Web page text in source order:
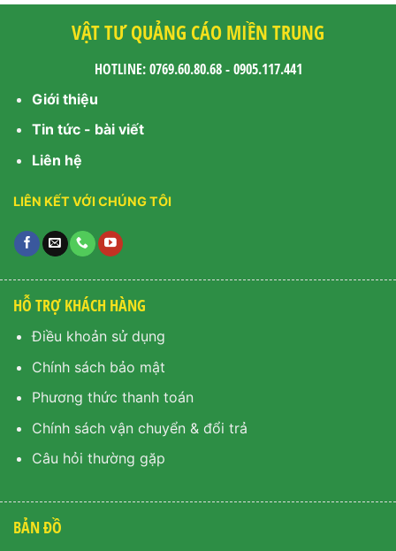
VẬT TƯ QUẢNG CÁO MIỀN TRUNG
HOTLINE: 0769.60.80.68 - 0905.117.441
Giới thiệu
Tin tức - bài viết
Liên hệ
LIÊN KẾT VỚI CHÚNG TÔI
HỖ TRỢ KHÁCH HÀNG
Điều khoản sử dụng
Chính sách bảo mật
Phương thức thanh toán
Chính sách vận chuyển & đổi trả
Câu hỏi thường gặp
BẢN ĐỒ